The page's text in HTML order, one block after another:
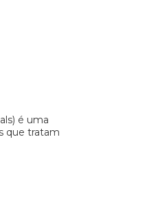
é uma
que tratam